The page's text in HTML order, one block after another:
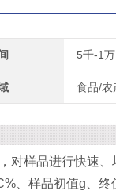
5千-1万
食品/农
对样品进行快速
、样品初值g、